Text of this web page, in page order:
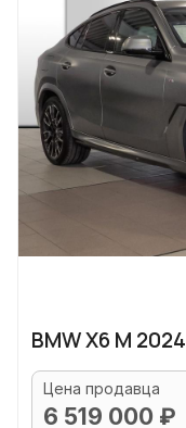
BMW X6 M 2024
Цена продавца
6 519 000 ₽